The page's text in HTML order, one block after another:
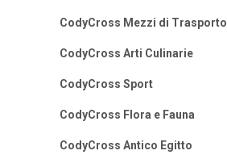
CodyCross Mezzi di Trasporto
CodyCross Arti Culinarie
CodyCross Sport
CodyCross Flora e Fauna
CodyCross Antico Egitto